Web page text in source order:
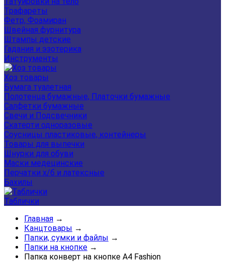
Трафареты
Фетр, Фоамиран
Швейная фурнитура
Штампы детские
Гадания и эзотерика
Инструменты
Хоз товары
Бумага туалетная
Полотенца бумажные, Платочки бумажные
Салфетки бумажные
Свечи и Подсвечники
Скатерти одноразовые
Соусницы пластиковые, контейнеры
Товары для выпечки
Шнурки для обуви
Маски медецинские
Перчатки х/б и латексные
Бахилы
Таблички
Главная →
Канцтовары →
Папки, сумки и файлы →
Папки на кнопке →
Папка конверт на кнопке А4 Fashion